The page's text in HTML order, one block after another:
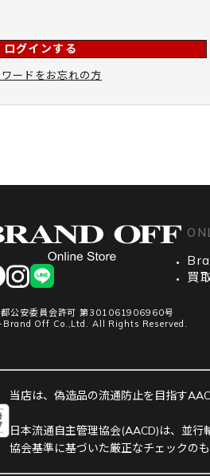
ログインする
ードをお忘れの方
instagram
LINE
都公安委員会許可 第301061906960号
Brand Off Co.,Ltd. All Rights Reserved.
買
当店は、偽造品の流通防止を目指す
日本流通自主管理協会(AACD)は、並行
協会基準に基づいた厳正なチェックの